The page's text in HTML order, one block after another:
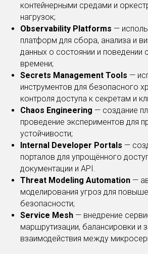
контейнерными средами и
нагрузок;
Observability Platforms —
платформ для сбора, анализа и
данных о состоянии и поведении
времени;
Secrets Management Tools —
инструментов для безопасного
контроля доступа к секретам и
Chaos Engineering — создание
проведение экспериментов для
устойчивости;
Internal Developer Portals —
порталов для упрощённого
документации и API.
Threat Modeling Automation —
моделирования угроз для
безопасности;
Service Mesh — внедрение
маршрутизации, балансировки и
взаимодействия между